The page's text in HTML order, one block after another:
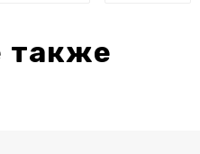
также